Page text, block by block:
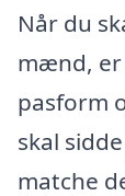
Når du
mænd, er
pasform
skal
matche